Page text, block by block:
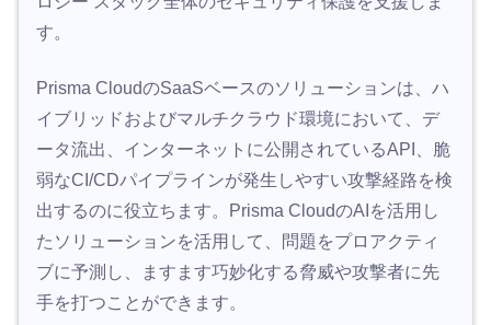
す。
Prisma CloudのSaaSベースのソリューションは、ハ
イブリッドおよびマルチクラウド環境において、デ
ータ流出、インターネットに公開されているAPI、脆
弱なCI/CDパイプラインが発生しやすい攻撃経路を検
出するのに役立ちます。Prisma CloudのAIを活用し
たソリューションを活用して、問題をプロアクティ
ブに予測し、ますます巧妙化する脅威や攻撃者に先
手を打つことができます。